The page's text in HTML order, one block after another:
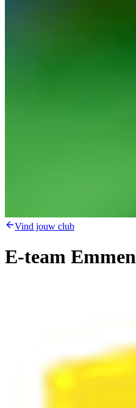
Vind jouw club
E-team Emmen